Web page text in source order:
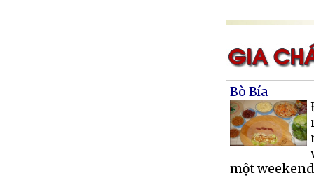
Bò Bía
một